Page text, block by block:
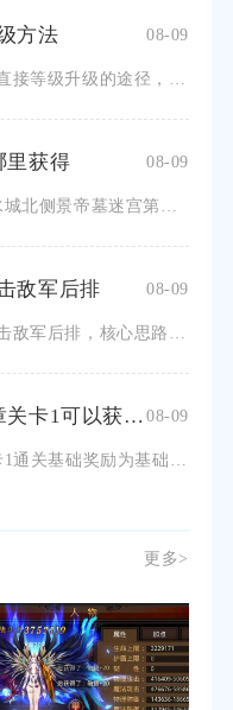
方法 08-09
攻城掠地的红色御宝不存在直接等级升级的途径，红宝无法像兵器、宝石一样投入材料提升基础品级，想要进一步
里获得 08-09
敌军后排 08-09
王国纪元边境之门第7章关卡1可以获得什么奖励 08-09
更多>